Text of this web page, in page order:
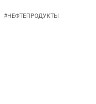
#НЕФТЕПРОДУКТЫ